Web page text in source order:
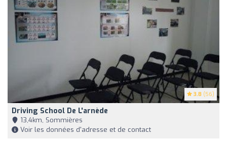
3.8 (56)
Driving School De L'arnède
13,4km, Sommières
Voir les données d'adresse et de contact